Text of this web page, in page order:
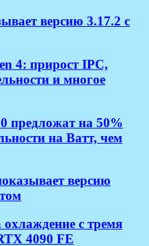
версию 3.17.2 с
4: прирост IPC,
и многое
предложат на 50%
на Ватт, чем
версию
с тремя
4090 FE